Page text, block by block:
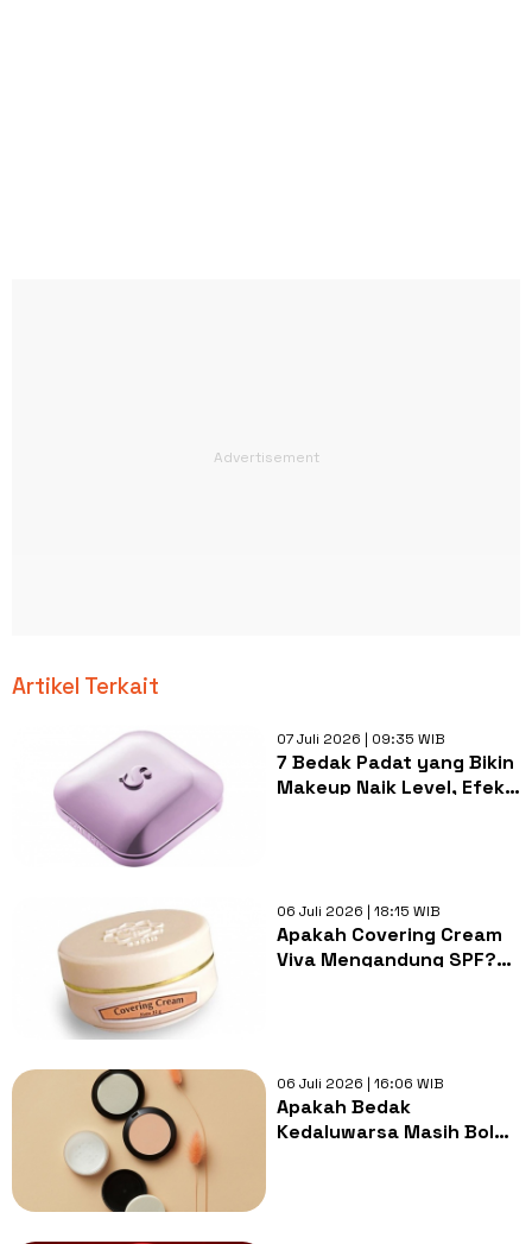
Artikel Terkait
07 Juli 2026 | 09:35 WIB
7 Bedak Padat yang Bikin
Makeup Naik Level, Efek
06 Juli 2026 | 18:15 WIB
Apakah Covering Cream
Viva Mengandung SPF?
06 Juli 2026 | 16:06 WIB
Apakah Bedak
Kedaluwarsa Masih Boleh